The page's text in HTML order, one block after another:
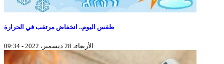
طقس اليوم.. انخفاض مرتقب في الحرارة
الأربعاء، 28 ديسمبر، 2022 - 09:34